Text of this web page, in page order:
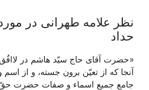
نظر علامه طهرانی در
حداد
«حضرت آقاى حاج سيّد هاشم در
آنجا كه از تعيّن برون جسته، و از
جامع جميع اسماء و صفات حضرت حقّ